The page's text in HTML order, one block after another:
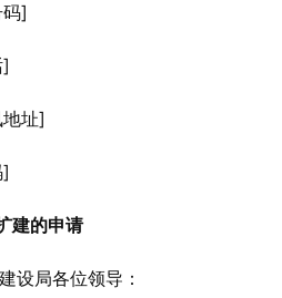
]
址]
建的申请
设局各位领导：